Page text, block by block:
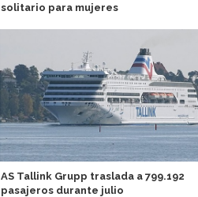
solitario para mujeres
AS Tallink Grupp traslada a 799.192
pasajeros durante julio